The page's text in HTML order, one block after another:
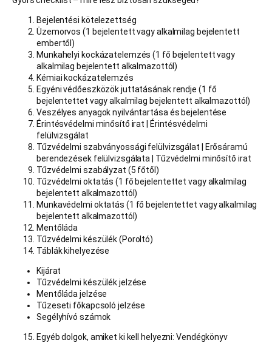
Bejelentési kötelezettség
Üzemorvos (1 bejelentett vagy alkalmilag bejelentett
embertől)
Munkahelyi kockázatelemzés (1 fő bejelentett vagy
alkalmilag bejelentett alkalmazottól)
Kémiai kockázatelemzés
Egyéni védőeszközök juttatásának rendje (1 fő
bejelentettet vagy alkalmilag bejelentett alkalmazottól)
Veszélyes anyagok nyilvántartása és bejelentése
Érintésvédelmi minősítő irat | Érintésvédelmi
felülvizsgálat
Tűzvédelmi szabványossági felülvizsgálat | Erősáramú
berendezések felülvizsgálata | Tűzvédelmi minősítő irat
Tűzvédelmi szabályzat (5 főtől)
Tűzvédelmi oktatás (1 fő bejelentettet vagy alkalmilag
bejelentett alkalmazottól)
Munkavédelmi oktatás (1 fő bejelentettet vagy alkalmilag
bejelentett alkalmazottól)
Mentőláda
Tűzvédelmi készülék (Poroltó)
Táblák kihelyezése
Kijárat
Tűzvédelmi készülék jelzése
Mentőláda jelzése
Tűzeseti főkapcsoló jelzése
Segélyhívó számok
Egyéb dolgok, amiket ki kell helyezni: Vendégkönyv